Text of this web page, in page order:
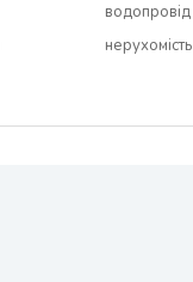
водопровід
нерухомість